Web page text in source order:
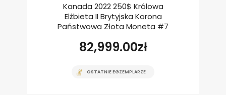
Kanada 2022 250$ Królowa
Elżbieta II Brytyjska Korona
Państwowa Złota Moneta #7
82,999.00zł
OSTATNIE EGZEMPLARZE